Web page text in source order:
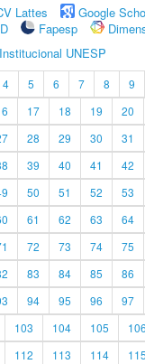
Lattes
Google
Fapesp
UNESP
4 5 6 7 8 9
17 18 19 20
28 29 30 31
39 40 41 42
50 51 52 53
61 62 63 64
72 73 74 75
83 84 85 86
94 95 96 97
103 104 105 106
112 113 114 115